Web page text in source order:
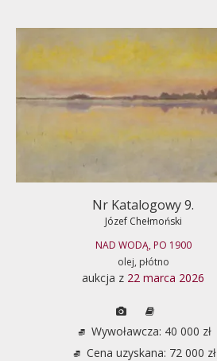
Nr Katalogowy 9.
Józef Chełmoński
NAD WODĄ, PO 1900
olej, płótno
aukcja z 22 marca 2026
Wywoławcza: 40 000 zł
Cena uzyskana: 72 000 zł